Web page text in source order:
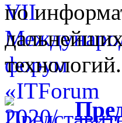
по
технологий.